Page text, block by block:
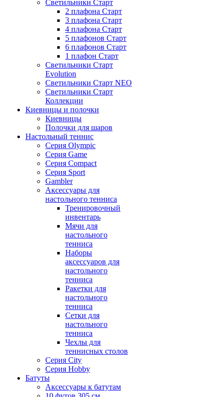
Светильники Старт
2 плафона Старт
3 плафона Старт
4 плафона Старт
5 плафонов Старт
6 плафонов Старт
1 плафон Старт
Светильники Старт
Evolution
Светильники Старт NEO
Светильники Старт
Коллекции
Киевницы и полочки
Киевницы
Полочки для шаров
Настольный теннис
Серия Olympic
Серия Game
Серия Compact
Серия Sport
Gambler
Аксессуары для
настольного тенниса
Тренировочный
инвентарь
Мячи для
настольного
тенниса
Наборы
аксессуаров для
настольного
тенниса
Ракетки для
настольного
тенниса
Сетки для
настольного
тенниса
Чехлы для
теннисных столов
Серия City
Серия Hobby
Батуты
Аксессуары к батутам